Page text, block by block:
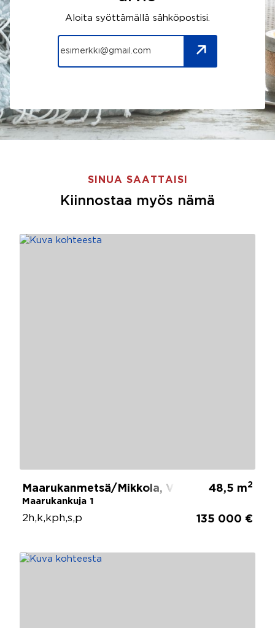
Aloita syöttämällä sähköpostisi.
SINUA SAATTAISI
Kiinnostaa myös nämä
Maarukanmetsä/Mikkola, Vantaa
Maarukankuja 1
48,5 m2
2h,k,kph,s,p 135 000 €